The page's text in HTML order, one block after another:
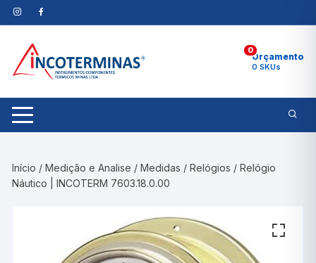
Pular
para
conteúdo
0
Orçamento
0 SKUs
Início /Medição e Analise /Medidas /Relógios / Relógio
Náutico | INCOTERM 7603.18.0.00